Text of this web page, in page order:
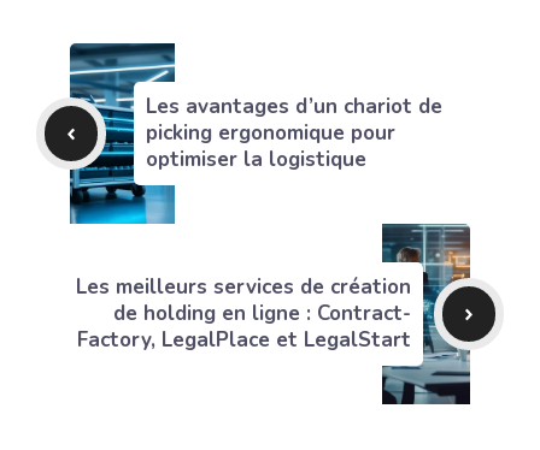
Les avantages d’un chariot de
picking ergonomique pour
optimiser la logistique
Les meilleurs services de création
de holding en ligne : Contract-
Factory, LegalPlace et LegalStart